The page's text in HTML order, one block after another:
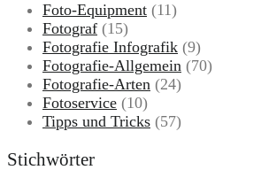
Foto-Equipment (11)
Fotograf (15)
Fotografie Infografik (9)
Fotografie-Allgemein (70)
Fotografie-Arten (24)
Fotoservice (10)
Tipps und Tricks (57)
Stichwörter